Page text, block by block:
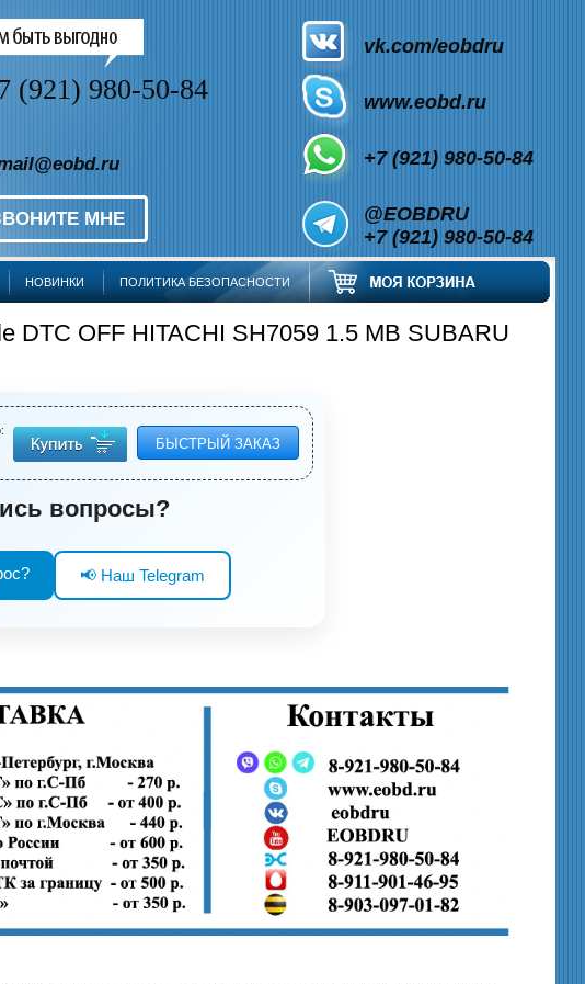
(921) 980-50-84
МНЕ
vk.com/eobdru
www.eobd.ru
+7 (921) 980-50-84
@EOBDRU
+7 (921) 980-50-84
НОВИНКИ ПОЛИТИКА БЕЗОПАСНОСТИ
DTC OFF HITACHI SH7059 1.5 MB SUBARU
БЫСТРЫЙ ЗАКАЗ
вопросы?
📢 Наш Telegram